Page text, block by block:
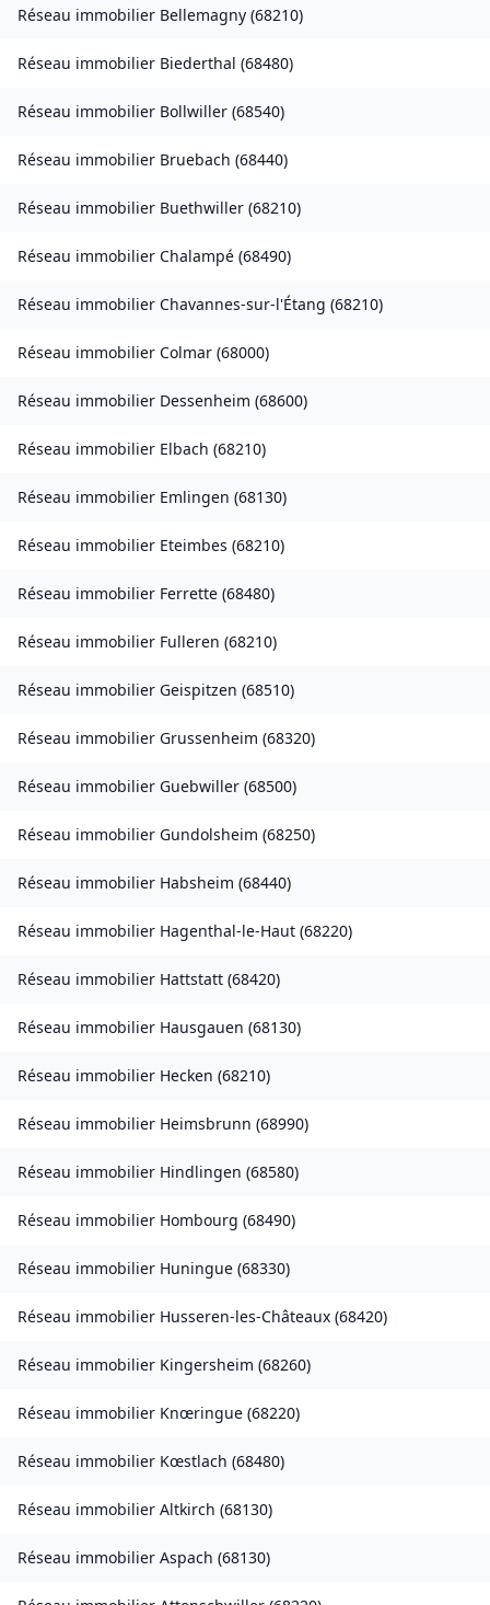
Réseau immobilier Bellemagny (68210)
Réseau immobilier Biederthal (68480)
Réseau immobilier Bollwiller (68540)
Réseau immobilier Bruebach (68440)
Réseau immobilier Buethwiller (68210)
Réseau immobilier Chalampé (68490)
Réseau immobilier Chavannes-sur-l'Étang (68210)
Réseau immobilier Colmar (68000)
Réseau immobilier Dessenheim (68600)
Réseau immobilier Elbach (68210)
Réseau immobilier Emlingen (68130)
Réseau immobilier Eteimbes (68210)
Réseau immobilier Ferrette (68480)
Réseau immobilier Fulleren (68210)
Réseau immobilier Geispitzen (68510)
Réseau immobilier Grussenheim (68320)
Réseau immobilier Guebwiller (68500)
Réseau immobilier Gundolsheim (68250)
Réseau immobilier Habsheim (68440)
Réseau immobilier Hagenthal-le-Haut (68220)
Réseau immobilier Hattstatt (68420)
Réseau immobilier Hausgauen (68130)
Réseau immobilier Hecken (68210)
Réseau immobilier Heimsbrunn (68990)
Réseau immobilier Hindlingen (68580)
Réseau immobilier Hombourg (68490)
Réseau immobilier Huningue (68330)
Réseau immobilier Husseren-les-Châteaux (68420)
Réseau immobilier Kingersheim (68260)
Réseau immobilier Knœringue (68220)
Réseau immobilier Kœstlach (68480)
Réseau immobilier Altkirch (68130)
Réseau immobilier Aspach (68130)